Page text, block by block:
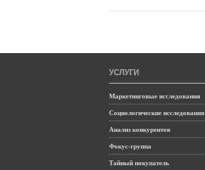
УСЛУГИ
Маркетинговые исследования
Социологические исследования
Анализ конкурентов
Фокус-группа
Тайный покупатель